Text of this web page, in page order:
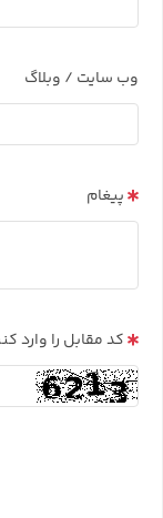
وب سایت / وبلاگ
پیغام
کد مقابل را وارد